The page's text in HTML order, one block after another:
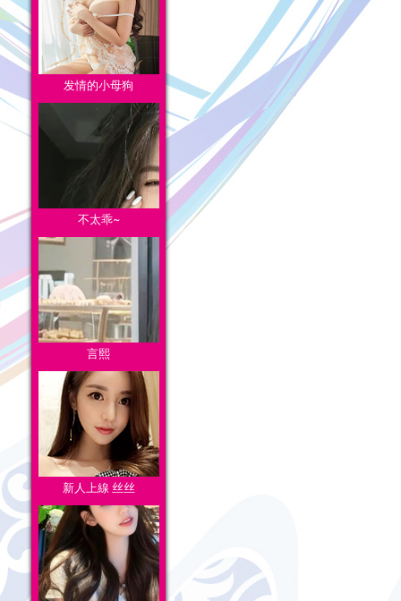
发情的小母狗
不太乖~
言熙
新人上線 丝丝